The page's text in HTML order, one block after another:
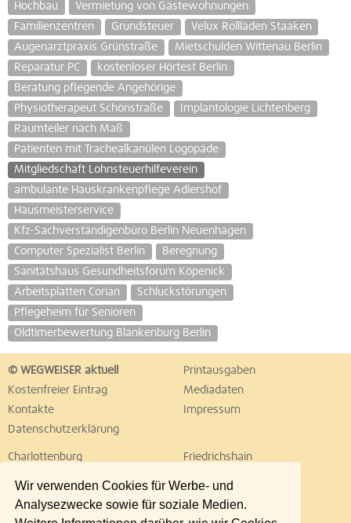
Wir verwenden Cookies für Werbe- und
Analysezwecke sowie für soziale Medien.
Hochbau
Vermietung von Gästewohnungen
Familienzentren
Grundsteuer
Velux Rollläden Staaken
Augenarztpraxis Grünstraße
Mietschulden Wittenau Berlin
Reparatur PC
kostenloser Hörtest Berlin
Beratung pflegende Angehörige
Physiotherapeut Schönstraße
Implantologie Lichtenberg
Raumteiler nach Maß
Patienten mit Trachealkanülen Logopäde
Mitgliedschaft Lohnsteuerhilfeverein
ambulante Hauskrankenpflege Adlershof
Hausmeisterservice
Kfz-Sachverständigenbüro Berlin Neuenhagen
Computer Spezialist Berlin
Beregnung
Sanitätshaus Gesundheitsforum Köpenick
Arbeitsplatten Corian
Schluckstörungen
Pflegeheim für Senioren
Oldtimerbewertung Blankenburg Berlin
© WEGWEISER aktuell
Printausgaben
Kostenfreier Eintrag
Mediadaten
Kontakte
Impressum
Datenschutzerklärung
Charlottenburg
Friedrichshain
Lichtenberg
Marzahn